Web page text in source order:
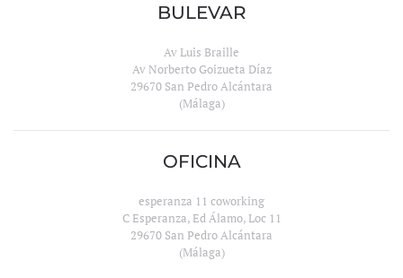
BULEVAR
Av Luis Braille
Av Norberto Goizueta Díaz
29670 San Pedro Alcántara
(Málaga)
OFICINA
esperanza 11 coworking
C Esperanza, Ed Álamo, Loc 11
29670 San Pedro Alcántara
(Málaga)